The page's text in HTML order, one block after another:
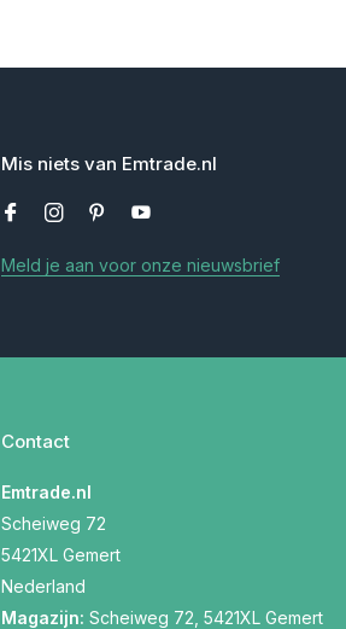
Mis niets van Emtrade.nl
Meld je aan voor onze nieuwsbrief
Contact
Emtrade.nl
Scheiweg 72
5421XL Gemert
Nederland
Magazijn: Scheiweg 72, 5421XL Gemert